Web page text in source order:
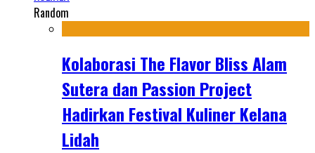
Random
Kolaborasi The Flavor Bliss Alam
Sutera dan Passion Project
Hadirkan Festival Kuliner Kelana
Lidah